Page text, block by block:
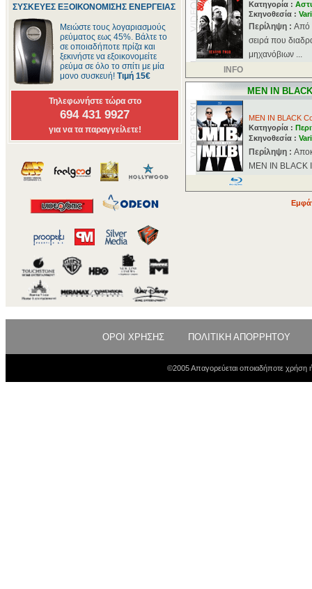
ΣΥΣΚΕΥΕΣ ΕΞΟΙΚΟΝΟΜΙΣΗΣ ΕΝΕΡΓΕΙΑΣ
Μειώστε τους λογαριασμούς
ρεύματος εως 45%. Βάλτε το
σε οποιαδήποτε πρίζα και
ξεκινήστε να εξοικονομείτε
ρεύμα σε όλο το σπίτι με μία
μονο συσκευή! Τιμή 15€
Τηλεφωνήστε τώρα στο
694 431 9927
για να τα παραγγείλετε!
Κατηγορία :
Σκηνοθεσία :
Περίληψη : Aπό
σειρά που
μηχανόβιων ...
INFO
MEN IN
MEN IN BLACK
Κατηγορία :
Σκηνοθεσία :
Περίληψη :
MEN IN BLACK
ΟΡΟΙ ΧΡΗΣΗΣ ΠΟΛΙΤΙΚΗ ΑΠΟΡΡΗΤΟΥ
©2005 Απαγορεύεται οποιαδήποτε χρήση